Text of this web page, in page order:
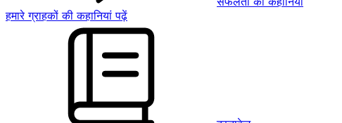
हमारे ग्राहकों की कहानियां पढ़ें